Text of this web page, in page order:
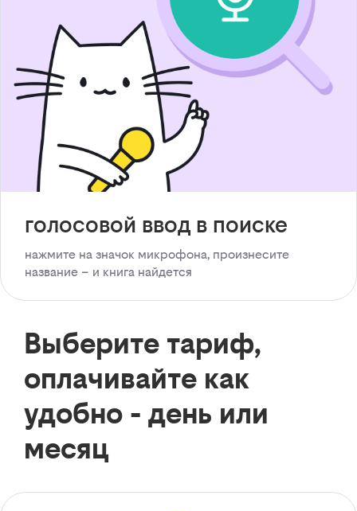
голосовой ввод в поиске
нажмите на значок микрофона, произнесите
название – и книга найдется
Выберите тариф,
оплачивайте как
удобно - день или
месяц